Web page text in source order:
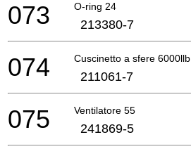
O-ring 24
073 213380-7
Cuscinetto a sfere 6000llb
074 211061-7
Ventilatore 55
075 241869-5